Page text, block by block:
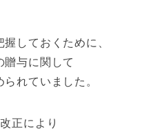
しておくために、
贈与に関して
れていました。
正により